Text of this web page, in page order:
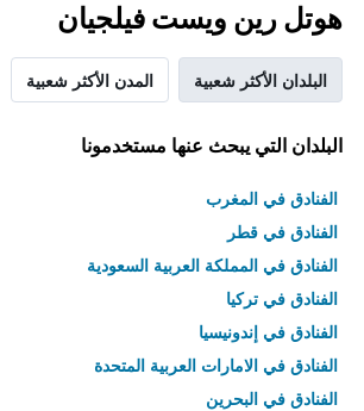
هوتل رين ويست فيلجيان
البلدان الأكثر شعبية المدن الأكثر شعبية
البلدان التي يبحث عنها مستخدمونا
الفنادق في المغرب
الفنادق في قطر
الفنادق في المملكة العربية السعودية
الفنادق في تركيا
الفنادق في إندونيسيا
الفنادق في الامارات العربية المتحدة
الفنادق في البحرين